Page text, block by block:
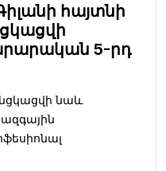
հայտնի
5-րդ
նաև